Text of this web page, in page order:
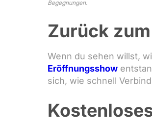
Begegnungen.
Zurück
Wenn du sehen willst,
Eröffnungsshow
sich, wie schnell